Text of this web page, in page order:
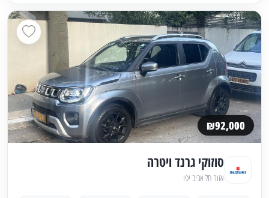
₪92,000
סוזוקי גרנד ויטרה
אזור תל אביב יפו